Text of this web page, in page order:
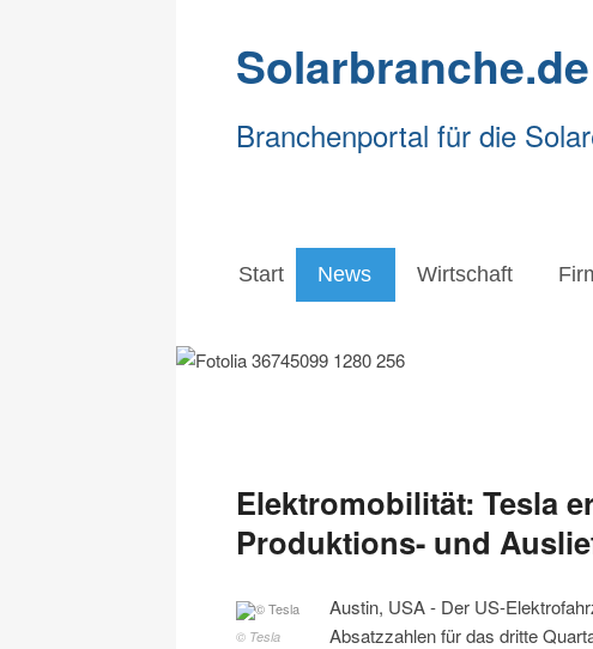
Solarbranche.de
Branchenportal für die
Start News Wirtschaft
Elektromobilität: Tesla
Produktions- und
© Tesla
Austin, USA - Der US-
Absatzzahlen für das dritte